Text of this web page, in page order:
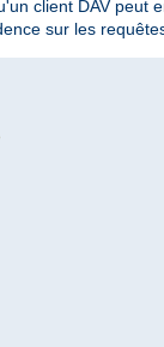
client DAV peut
sur les